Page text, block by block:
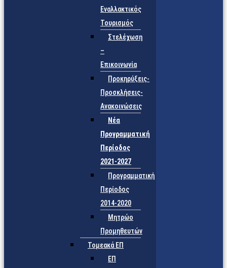
Εναλλακτικός
Τουρισμός
Στελέχωση
–
Επικοινωνία
Προκηρύξεις-
Προσκλήσεις-
Ανακοινώσεις
Νέα
Προγραμματική
Περίοδος
2021-2027
Προγραμματική
Περίοδος
2014-2020
Μητρώο
Προμηθευτών
Τομεακά ΕΠ
ΕΠ